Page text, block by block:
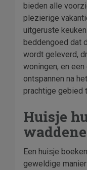
bieden alle
plezierige
uitgeruste
beddengoed dat
wordt geleverd,
woningen, en
ontspannen na
prachtige gebied
Huisje
Een huisje
geweldige